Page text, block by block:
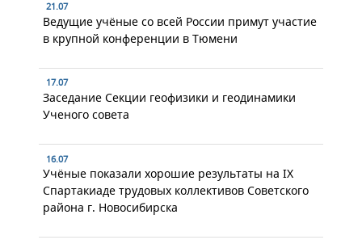
21.07
Ведущие учёные со всей России примут участие
в крупной конференции в Тюмени
17.07
Заседание Секции геофизики и геодинамики
Ученого совета
16.07
Учёные показали хорошие результаты на IX
Спартакиаде трудовых коллективов Советского
района г. Новосибирска